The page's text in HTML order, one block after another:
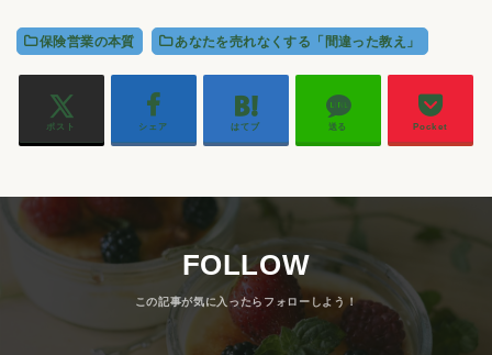
保険営業の本質 あなたを売れなくする「間違った教え」
ポスト シェア はてブ 送る Pocket
FOLLOW